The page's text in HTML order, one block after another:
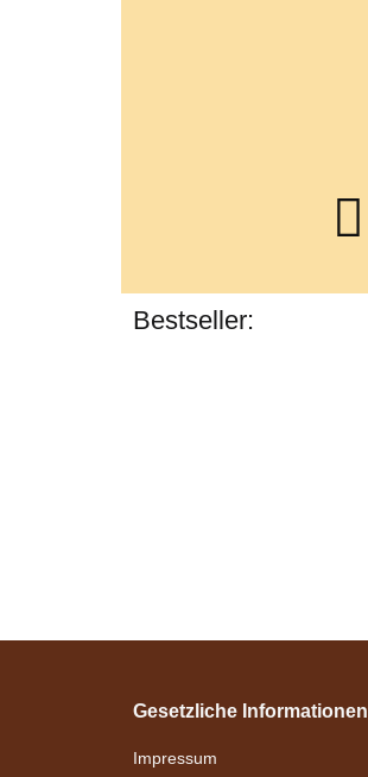
Bestseller:
Gesetzliche Informationen
Impressum